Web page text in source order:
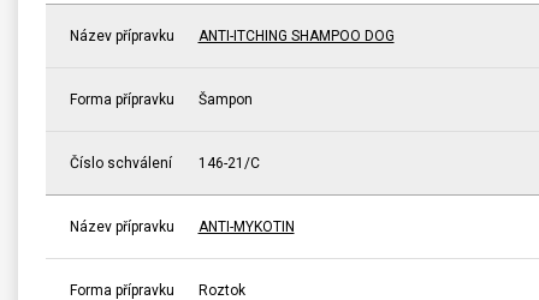
Název přípravku ANTI-ITCHING SHAMPOO DOG
Forma přípravku Šampon
Číslo schválení 146-21/C
Název přípravku ANTI-MYKOTIN
Forma přípravku Roztok